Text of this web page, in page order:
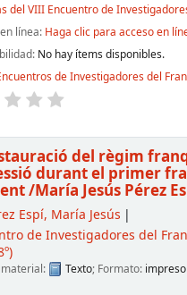
del VIII Encuentro de
línea: Haga clic para acceso en
No hay ítems disponibles.
de Investigadores del
del règim
durant el primer
/María Jesús Pérez
Espí, María Jesús
de Investigadores del
Texto; Formato: impreso